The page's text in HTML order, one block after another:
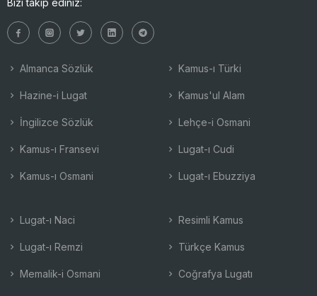
Almanca Sözlük
Hazine-i Lugat
İngilizce Sözlük
Kamus-ı Fransevi
Kamus-ı Osmani
Kamus-ı Türki
Kamus'ul Alam
Lehçe-i Osmani
Lugat-ı Cudi
Lugat-ı Ebuzziya
Lugat-ı Naci
Lugat-ı Remzi
Memalik-i Osmani
Resimli Kamus
Türkçe Kamus
Coğrafya Lugatı